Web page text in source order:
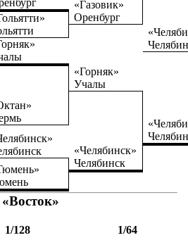
«Газовик»
Оренбург
«Горняк»
Учалы
«Челябинск»
Челябинск
«Восток»
1/128
1/64